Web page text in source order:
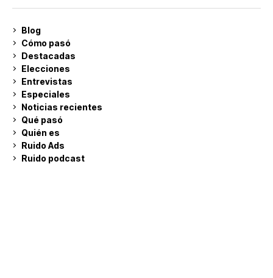
Blog
Cómo pasó
Destacadas
Elecciones
Entrevistas
Especiales
Noticias recientes
Qué pasó
Quién es
Ruido Ads
Ruido podcast